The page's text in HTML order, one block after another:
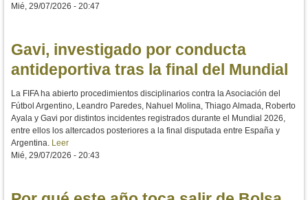
Mié, 29/07/2026 - 20:47
Gavi, investigado por conducta
antideportiva tras la final del Mundial
La FIFA ha abierto procedimientos disciplinarios contra la Asociación del
Fútbol Argentino, Leandro Paredes, Nahuel Molina, Thiago Almada, Roberto
Ayala y Gavi por distintos incidentes registrados durante el Mundial 2026,
entre ellos los altercados posteriores a la final disputada entre España y
Argentina. Leer
Mié, 29/07/2026 - 20:43